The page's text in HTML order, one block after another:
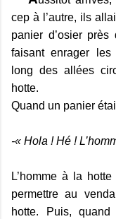
cep à l’autre, ils
panier d’osier
faisant enrager les
long des allées
hotte.
Quand un panier
-« Hola ! Hé !
L’homme à la
permettre au
hotte. Puis,